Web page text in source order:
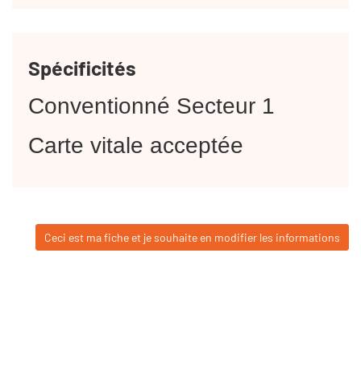
Spécificités
Conventionné Secteur 1
Carte vitale acceptée
Ceci est ma fiche et je souhaite en modifier les informations